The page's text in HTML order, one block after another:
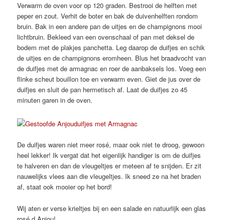
Verwarm de oven voor op 120 graden. Bestrooi de helften met
peper en zout. Verhit de boter en bak de duivenhelften rondom
bruin. Bak in een andere pan de uitjes en de champignons mooi
lichtbruin. Bekleed van een ovenschaal of pan met deksel de
bodem met de plakjes panchetta. Leg daarop de duifjes en schik
de uitjes en de champignons eromheen. Blus het braadvocht van
de duifjes met de armagnac en roer de aanbaksels los. Voeg een
flinke scheut bouillon toe en verwarm even. Giet de jus over de
duifjes en sluit de pan hermetisch af. Laat de duifjes zo 45
minuten garen in de oven.
De duifjes waren niet meer rosé, maar ook niet te droog, gewoon
heel lekker! Ik vergat dat het eigenlijk handiger is om de duifjes
te halveren en dan de vleugeltjes er meteen af te snijden. Er zit
nauwelijks vlees aan die vleugeltjes. Ik sneed ze na het braden
af, staat ook mooier op het bord!
Wij aten er verse krieltjes bij en een salade en natuurlijk een glas